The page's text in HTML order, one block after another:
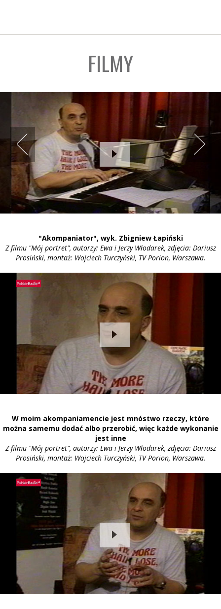
FILMY
"Akompaniator", wyk. Zbigniew Łapiński
Z filmu "Mój portret", autorzy: Ewa i Jerzy Włodarek, zdjęcia: Dariusz
Prosiński, montaż: Wojciech Turczyński, TV Porion, Warszawa.
W moim akompaniamencie jest mnóstwo rzeczy, które
można samemu dodać albo przerobić, więc każde wykonanie
jest inne
Z filmu "Mój portret", autorzy: Ewa i Jerzy Włodarek, zdjęcia: Dariusz
Prosiński, montaż: Wojciech Turczyński, TV Porion, Warszawa.